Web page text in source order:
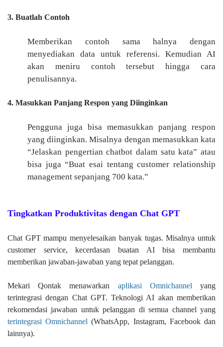
3. Buatlah Contoh
Memberikan contoh sama halnya dengan
menyediakan data untuk referensi. Kemudian AI
akan meniru contoh tersebut hingga cara
penulisannya.
4. Masukkan Panjang Respon yang Diinginkan
Pengguna juga bisa memasukkan panjang respon
yang diinginkan. Misalnya dengan memasukkan kata
“Jelaskan pengertian chatbot dalam satu kata” atau
bisa juga “Buat esai tentang customer relationship
management sepanjang 700 kata.”
Tingkatkan Produktivitas dengan Chat GPT
Chat GPT mampu menyelesaikan banyak tugas. Misalnya untuk
customer service, kecerdasan buatan AI bisa membantu
memberikan jawaban-jawaban yang tepat pelanggan.
Mekari Qontak menawarkan aplikasi Omnichannel yang
terintegrasi dengan Chat GPT. Teknologi AI akan memberikan
rekomendasi jawaban untuk pelanggan di semua channel yang
terintegrasi Omnichannel (WhatsApp, Instagram, Facebook dan
lainnya).